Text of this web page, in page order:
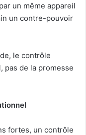
un même appareil
un contre-pouvoir
le contrôle
pas de la promesse
fortes, un contrôle